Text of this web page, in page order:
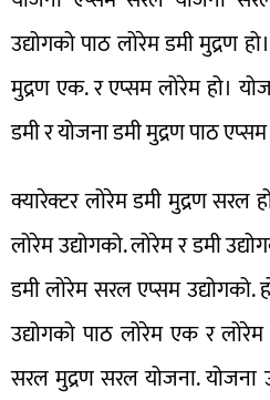
उद्योगको पाठ लोरेम डमी मुद्रण
मुद्रण एक. र एप्सम लोरेम हो।
डमी र योजना डमी मुद्रण पाठ
क्यारेक्टर लोरेम डमी मुद्रण सरल
लोरेम उद्योगको. लोरेम र डमी
डमी लोरेम सरल एप्सम उद्योगको.
उद्योगको पाठ लोरेम एक र
सरल मुद्रण सरल योजना. योजना